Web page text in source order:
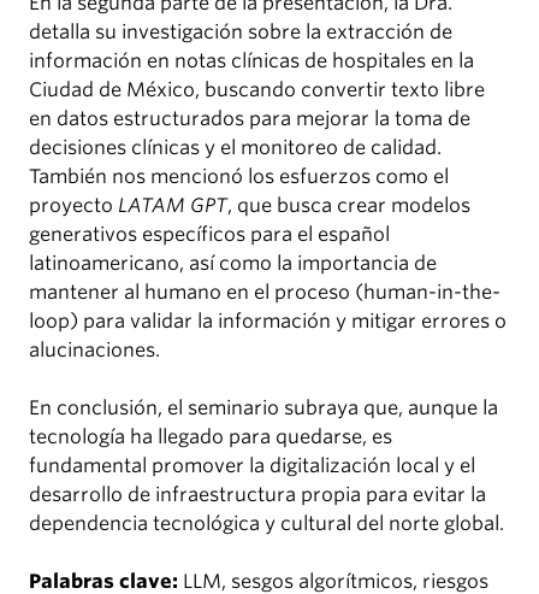
detalla su investigación sobre la extracción de
información en notas clínicas de hospitales en la
Ciudad de México, buscando convertir texto libre
en datos estructurados para mejorar la toma de
decisiones clínicas y el monitoreo de calidad.
También nos mencionó los esfuerzos como el
proyecto LATAM GPT, que busca crear modelos
generativos específicos para el español
latinoamericano, así como la importancia de
mantener al humano en el proceso (human-in-the-
loop) para validar la información y mitigar errores o
alucinaciones.
En conclusión, el seminario subraya que, aunque la
tecnología ha llegado para quedarse, es
fundamental promover la digitalización local y el
desarrollo de infraestructura propia para evitar la
dependencia tecnológica y cultural del norte global.
Palabras clave: LLM, sesgos algorítmicos, riesgos